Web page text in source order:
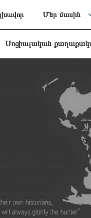
Մեր մասին
Սոցիալական